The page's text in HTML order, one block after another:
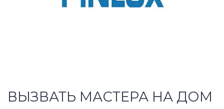
ВЫЗВАТЬ МАСТЕРА НА ДОМ